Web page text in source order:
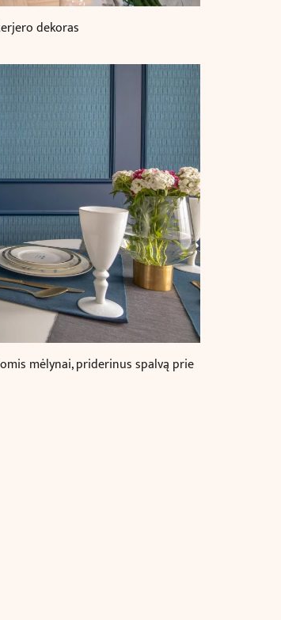
dekoras
mėlynai, priderinus spalvą prie